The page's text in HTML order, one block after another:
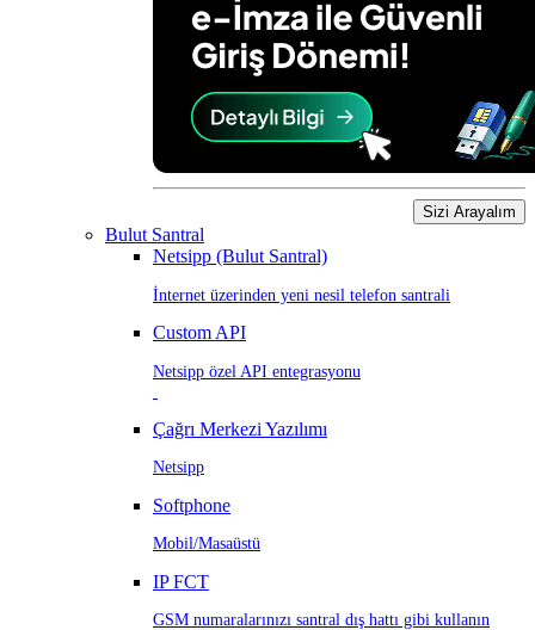
Sizi Arayalım
Bulut Santral
Netsipp (Bulut Santral)
İnternet üzerinden yeni nesil telefon santrali
Custom API
Netsipp özel API entegrasyonu
Çağrı Merkezi Yazılımı
Netsipp
Softphone
Mobil/Masaüstü
IP FCT
GSM numaralarınızı santral dış hattı gibi kullanın